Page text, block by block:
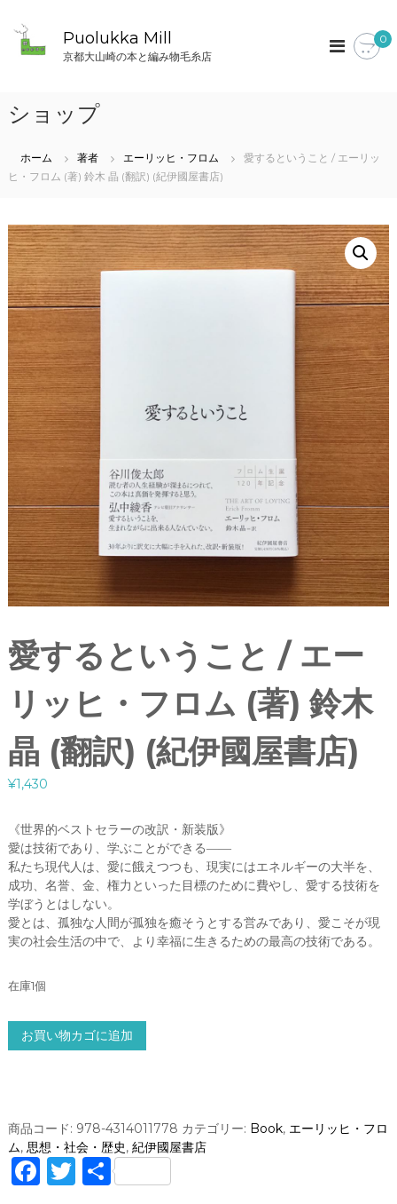
プ
Puolukka Mill
京都大山崎の本と編み物毛糸店
0
ショップ
ホーム 著者 エーリッヒ・フロム
愛するということ / エーリッ
ヒ・フロム (著) 鈴木 晶 (翻訳) (紀伊國屋書店)
愛するということ / エー
リッヒ・フロム (著) 鈴木
晶 (翻訳) (紀伊國屋書店)
¥1,430
《世界的ベストセラーの改訳・新装版》
愛は技術であり、学ぶことができる――
私たち現代人は、愛に餓えつつも、現実にはエネルギーの大半を、
成功、名誉、金、権力といった目標のために費やし、愛する技術を
学ぼうとはしない。
愛とは、孤独な人間が孤独を癒そうとする営みであり、愛こそが現
実の社会生活の中で、より幸福に生きるための最高の技術である。
在庫1個
す
う
こ
と
お買い物カゴに追加
商品コード: 978-4314011778 カテゴリー: Book, エーリッヒ・フロ
ム, 思想・社会・歴史, 紀伊國屋書店
F T 共